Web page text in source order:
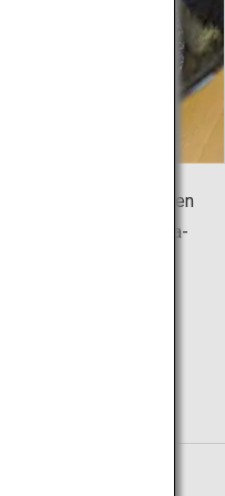
Cafe AGARI“ genießen
und Okinawa Soba-
Dojo „Shurei Hall“